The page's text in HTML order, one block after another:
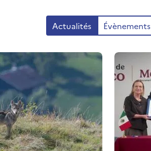
Actualités Évènements